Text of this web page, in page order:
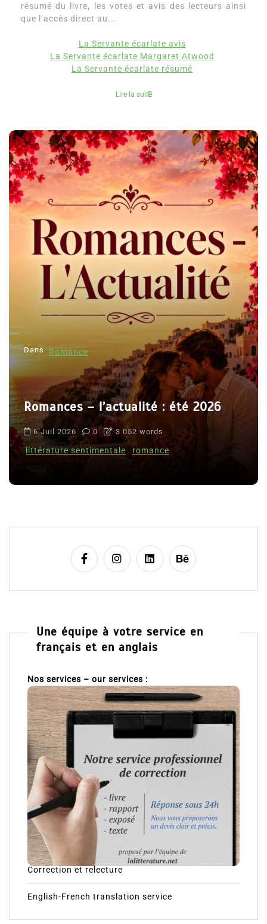
résumé du livre, les votes et avis des lecteurs ainsi
que l’accès direct au...
La Servante écarlate avis
La Servante écarlate Margaret Atwood
La Servante écarlate résumé
Lire la suite
Dans Romance
Romances – l’actualité : été 2026
6 Juil 2026 0 3 052 words
littérature sentimentale romance
Une équipe à votre service en
français et en anglais
Nos services – our services :
Correction et relecture
English-French translation service